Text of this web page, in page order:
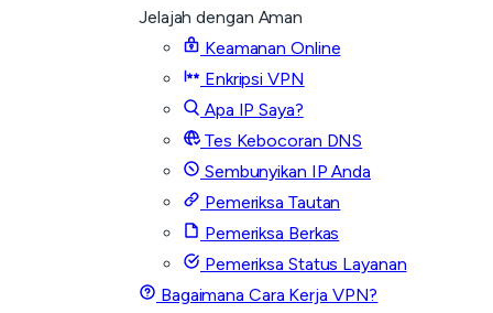
Jelajah dengan Aman
Keamanan Online
Enkripsi VPN
Apa IP Saya?
Tes Kebocoran DNS
Sembunyikan IP Anda
Pemeriksa Tautan
Pemeriksa Berkas
Pemeriksa Status Layanan
Bagaimana Cara Kerja VPN?